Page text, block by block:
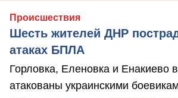
Происшествия
Шесть жителей ДНР
атаках БПЛА
Горловка, Еленовка и Енакиево
атакованы украинскими